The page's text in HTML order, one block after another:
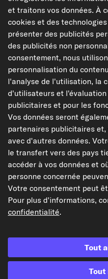
kfzteile24.de
carpardoo.dk
Les données présentées ici,
peuvent être reproduites. La
la base de données sans le
l'implication de tiers dans de telles
utilisation non autorisée du contenu
et peut entraîner des poursuites
Résilier le contrat
© 2026 kfzteile24 GmbH - Tous
¹« Livraison gratuite » ou « Sans frais
et traitons vos données. À
cookies et des
présenter des publicités
des publicités non
consentement, nous
personnalisation du
l'analyse de l'utilisation, la
d'utilisateurs et l'évaluation
publicitaires et pour les
Vos données seront
partenaires publicitaires
avec d'autres données.
le transfert vers des pays
accéder à vos données et
personne concernée
Votre consentement peut
Pour plus d'informations,
confidentialité.
Tout